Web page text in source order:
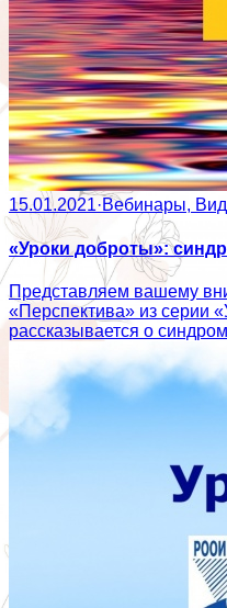
15.01.2021·Вебинары,
«Уроки доброты»:
Представляем вашему
«Перспектива» из серии
рассказывается о